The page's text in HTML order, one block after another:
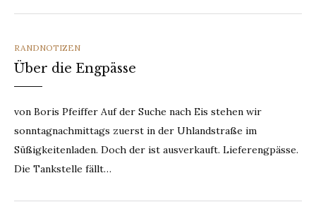
CATEGORIES
RANDNOTIZEN
Über die Engpässe
von Boris Pfeiffer Auf der Suche nach Eis stehen wir
sonntagnachmittags zuerst in der Uhlandstraße im
Süßigkeitenladen. Doch der ist ausverkauft. Lieferengpässe.
Die Tankstelle fällt…